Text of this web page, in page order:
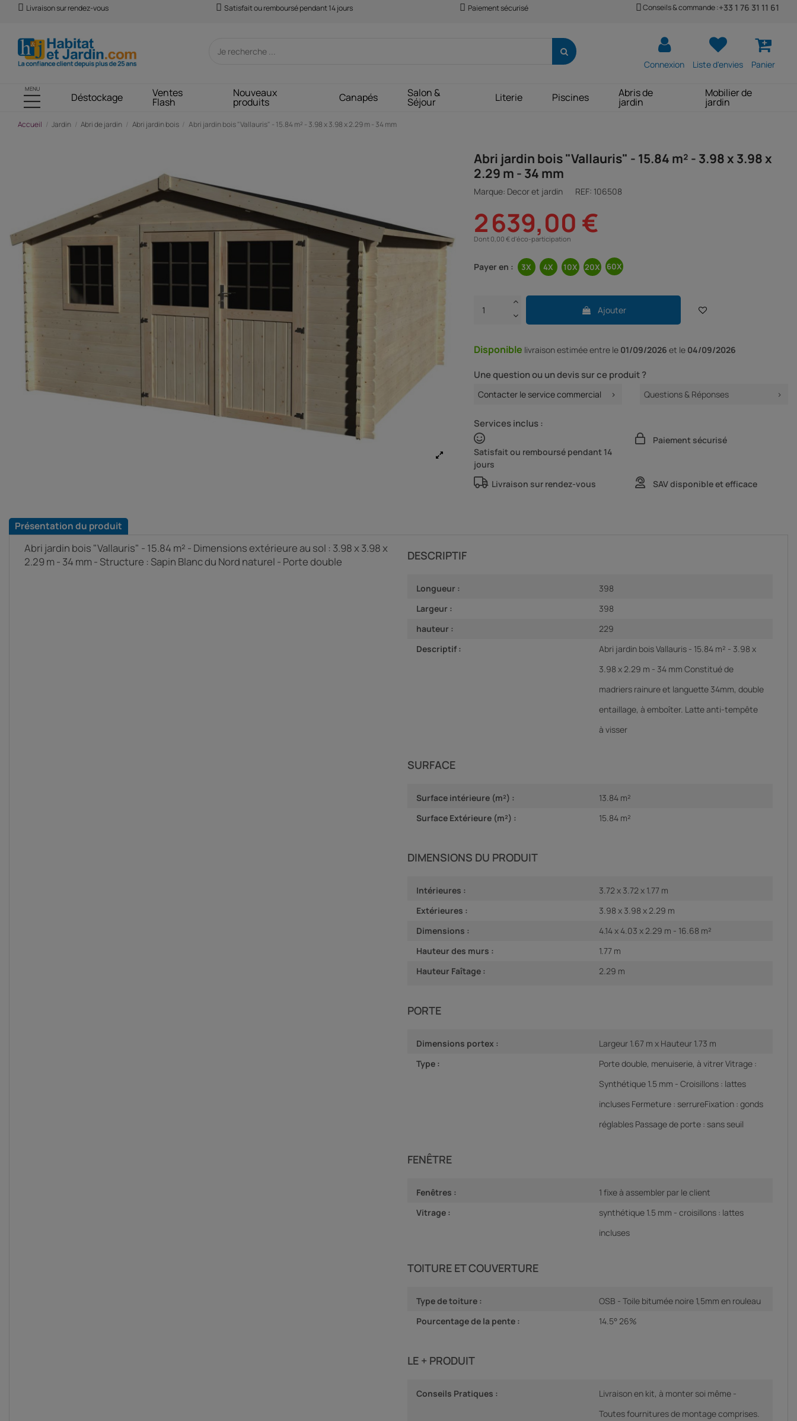
Livraison sur rendez-vous Satisfait ou remboursé pendant 14 jours Paiement sécurisé Conseils & commande :+33 1 76 31 11 61
Connexion Liste d'envies Panier
MENU
Déstockage Ventes
Flash
Nouveaux
produits Canapés Salon &
Séjour Literie Piscines Abris de
jardin
Mobilier de
jardin
Accueil Jardin Abri de jardin Abri jardin bois Abri jardin bois "Vallauris" - 15.84 m² - 3.98 x 3.98 x 2.29 m - 34 mm
Abri jardin bois "Vallauris" - 15.84 m² - 3.98 x 3.98 x
2.29 m - 34 mm
Marque: Decor et jardin REF: 106508
2 639,00 €
Dont 0,00 € d'éco-participation
Payer en :
Ajouter
Disponible livraisonestimée entre le 01/09/2026 et le 04/09/2026
Une question ou un devis sur ce produit ?
Contacter le service commercial Questions & Réponses
Services inclus :
Satisfait ou remboursé pendant 14
jours
Paiement sécurisé
Livraison sur rendez-vous SAV disponible et efficace
Présentation du produit
Abri jardin bois "Vallauris" - 15.84 m² - Dimensions extérieure au sol : 3.98 x 3.98 x
2.29 m - 34 mm - Structure : Sapin Blanc du Nord naturel - Porte double
DESCRIPTIF
Longueur :
398
Largeur :
398
hauteur :
229
Descriptif :
Abri jardin bois Vallauris - 15.84 m² - 3.98 x
3.98 x 2.29 m - 34 mm Constitué de
madriers rainure et languette 34mm, double
entaillage, à emboîter. Latte anti-tempête
à visser
SURFACE
Surface intérieure (m²) :
13.84 m²
Surface Extérieure (m²) :
15.84 m²
DIMENSIONS DU PRODUIT
Intérieures :
3.72 x 3.72 x 1.77 m
Extérieures :
3.98 x 3.98 x 2.29 m
Dimensions :
4.14 x 4.03 x 2.29 m - 16.68 m²
Hauteur des murs :
1.77 m
Hauteur Faîtage :
2.29 m
PORTE
Dimensions portex :
Largeur 1.67 m x Hauteur 1.73 m
Type :
Porte double, menuiserie, à vitrer Vitrage :
Synthétique 1.5 mm - Croisillons : lattes
incluses Fermeture : serrureFixation : gonds
réglables Passage de porte : sans seuil
FENÊTRE
Fenêtres :
1 fixe à assembler par le client
Vitrage :
synthétique 1.5 mm - croisillons : lattes
incluses
TOITURE ET COUVERTURE
Type de toiture :
OSB - Toile bitumée noire 1,5mm en rouleau
Pourcentage de la pente :
14.5° 26%
LE + PRODUIT
Conseils Pratiques :
Livraison en kit, à monter soi même -
Toutes fournitures de montage comprises.